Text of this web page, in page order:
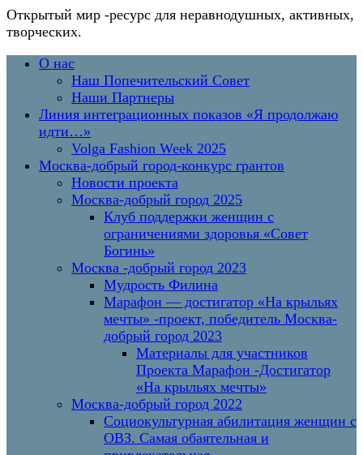
Открытый мир -ресурс для неравнодушных, активных,
творческих.
Перейти
содержимому
Основное
О нас
Наш Попечительский Совет
Наши Партнеры
Линия интеграционных показов «Я продолжаю
идти…»
Volga Fashion Week 2025
Москва-добрый город-конкурс грантов
Новости проекта
Москва-добрый город 2025
Клуб поддержки женщин с
ограничениями здоровья «Совет
Богинь»
Москва -добрый город 2023
Мудрость Филина
Марафон — достигатор «На крыльях
мечты» -проект, победитель Москва-
добрый город 2023
Материалы для участников
Проекта Марафон -Достигатор
«На крыльях мечты»
Москва-добрый город 2022
Социокультурная абилитация женщин с
ОВЗ. Самая обаятельная и